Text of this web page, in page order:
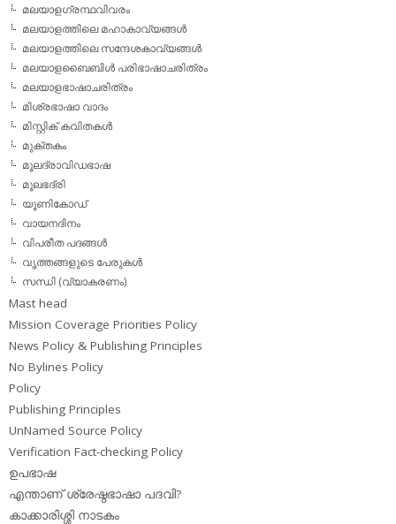
മലയാളഗ്രന്ഥവിവരം
മലയാളത്തിലെ മഹാകാവ്യങ്ങള്‍
മലയാളത്തിലെ സന്ദേശകാവ്യങ്ങള്‍
മലയാളബൈബിള്‍ പരിഭാഷാചരിത്രം
മലയാളഭാഷാചരിത്രം
മിശ്രഭാഷാ വാദം
മിസ്റ്റിക് കവിതകള്‍
മുക്തകം
മൂലദ്രാവിഡഭാഷ
മൂലഭദ്രി
യൂണികോഡ്
വായനദിനം
വിപരീത പദങ്ങള്‍
വൃത്തങ്ങളുടെ പേരുകള്‍
സന്ധി (വ്യാകരണം)
Mast head
Mission Coverage Priorities Policy
News Policy & Publishing Principles
No Bylines Policy
Policy
Publishing Principles
UnNamed Source Policy
Verification Fact-checking Policy
ഉപഭാഷ
എന്താണ് ശ്രേഷ്ഠഭാഷാ പദവി?
കാക്കാരിശ്ശി നാടകം